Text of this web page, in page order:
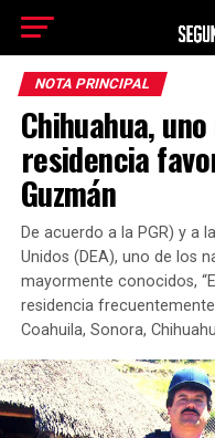
NOTA PRINCIPAL
Chihuahua,
residencia
Guzmán
De acuerdo a la PGR) y a
Unidos (DEA), uno de los
mayormente conocidos,
residencia
Coahuila, Sonora,